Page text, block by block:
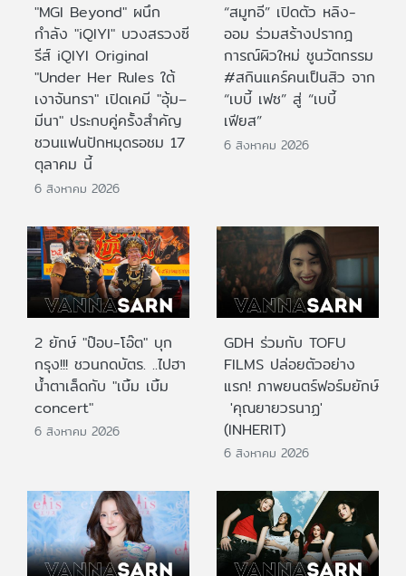
"MGI Beyond" ผนึก
กำลัง "iQIYI" บวงสรวงซี
รีส์ iQIYI Original
"Under Her Rules ใต้
เงาจันทรา" เปิดเคมี "อุ้ม–
มีนา" ประกบคู่ครั้งสำคัญ
ชวนแฟนปักหมุดรอชม 17
ตุลาคม นี้
6 สิงหาคม 2026
“สมูทอี” เปิดตัว หลิง-
ออม ร่วมสร้างปรากฎ
การณ์ผิวใหม่ ชูนวัตกรรม
#สกินแคร์คนเป็นสิว จาก
“เบบี้ เฟซ” สู่ “เบบี้
เฟียส”
6 สิงหาคม 2026
2 ยักษ์ "ป๊อบ-โอ๊ต" บุก
กรุง!!! ชวนกดบัตร. ..ไปฮา
น้ำตาเล็ดกับ "เบิ้ม เบิ้ม
concert"
6 สิงหาคม 2026
GDH ร่วมกับ TOFU
FILMS ปล่อยตัวอย่าง
แรก! ภาพยนตร์ฟอร์มยักษ์
'คุณยายวรนาฏ'
(INHERIT)
6 สิงหาคม 2026